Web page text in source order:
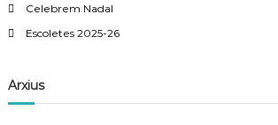
Celebrem Nadal
Escoletes 2025-26
Arxius